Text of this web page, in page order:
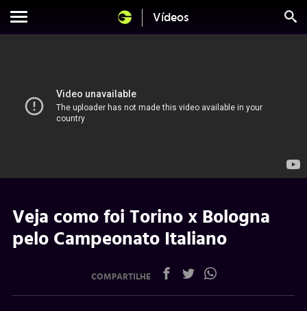
Vídeos
Veja como foi Torino x Bologna
pelo Campeonato Italiano
COMPARTILHE